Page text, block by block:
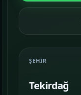
04
ŞEHIR
Tekirdağ